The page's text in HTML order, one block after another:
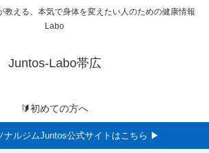
教える、本気で身体を変えたい人のための健康情報
Labo
Juntos-Labo帯広
🔰初めての方へ
ナルジムJuntos公式サイトはこちら ▶